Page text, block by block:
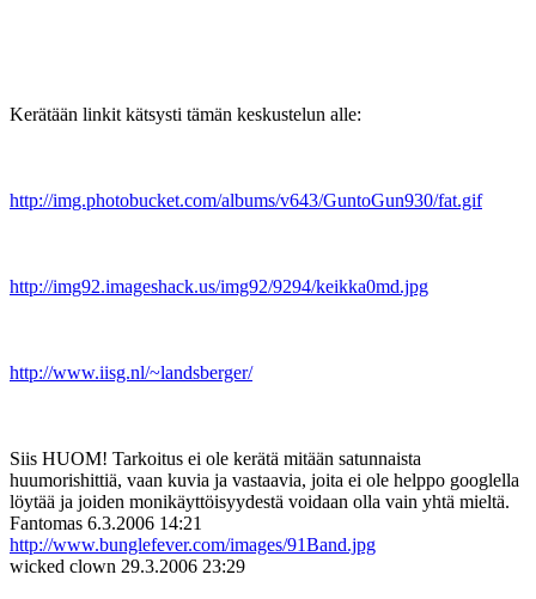
Kerätään linkit kätsysti tämän keskustelun alle:
http://img.photobucket.com/albums/v643/GuntoGun930/fat.gif
http://img92.imageshack.us/img92/9294/keikka0md.jpg
http://www.iisg.nl/~landsberger/
Siis HUOM! Tarkoitus ei ole kerätä mitään satunnaista
huumorishittiä, vaan kuvia ja vastaavia, joita ei ole helppo googlella
löytää ja joiden monikäyttöisyydestä voidaan olla vain yhtä mieltä.
Fantomas 6.3.2006 14:21
http://www.bunglefever.com/images/91Band.jpg
wicked clown 29.3.2006 23:29